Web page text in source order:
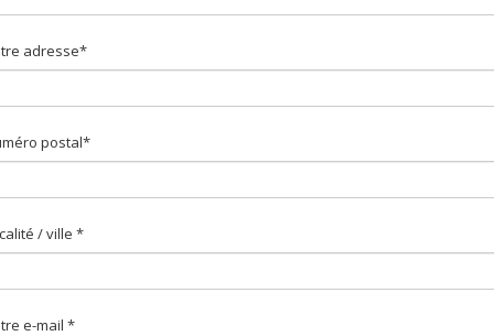
adresse*
postal*
/ ville *
e-mail *